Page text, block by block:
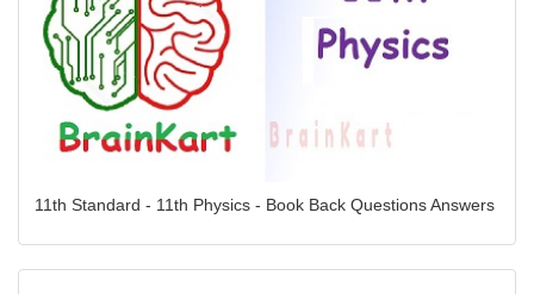
11th Standard - 11th Physics - Book Back Questions Answers